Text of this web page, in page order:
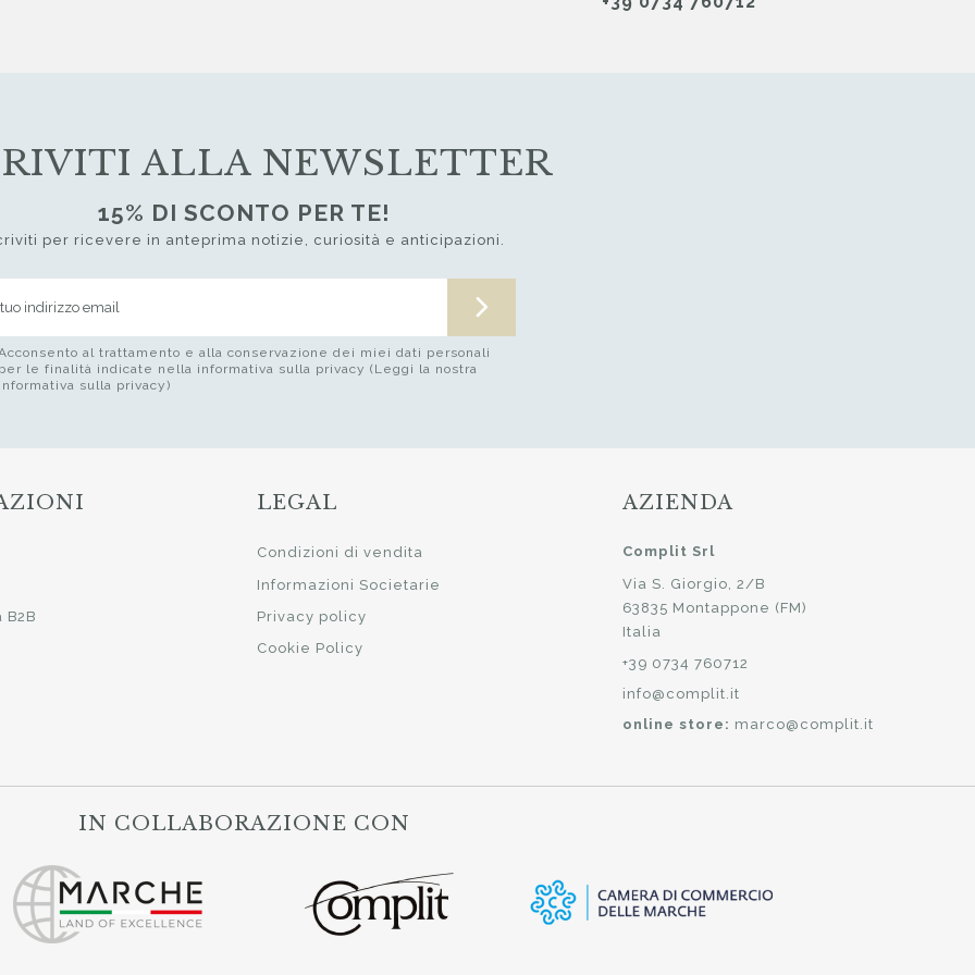
ALLA NEWSLETTER
15% DI SCONTO PER TE!
per ricevere in anteprima notizie, curiosità e anticipazioni.
al trattamento e alla conservazione dei miei dati personali
per le finalità indicate nella informativa sulla privacy (Leggi la nostra
informativa sulla privacy)
LEGAL
Condizioni di vendita
Informazioni Societarie
Privacy policy
Cookie Policy
AZIENDA
Complit Srl
Via S. Giorgio, 2/B
63835 Montappone (FM)
Italia
+39 0734 760712
info@complit.it
online store: marco@complit.it
IN COLLABORAZIONE CON